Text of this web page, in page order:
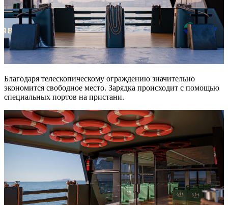
Благодаря телескопическому ограждению значительно
экономится свободное место. Зарядка происходит с помощью
специальных портов на пристани.